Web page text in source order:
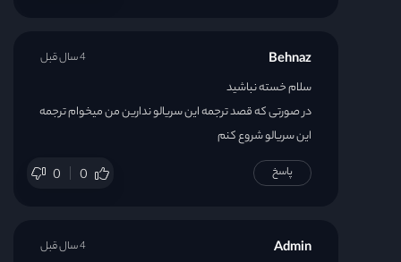
Behnaz
سلام خسته نباشید
در صورتی که قصد ترجمه این سریالو ندارین من میخوام ترجمه
این سریالو شروع کنم
0 0
4 سال قبل
پاسخ
Admin 4 سال قبل